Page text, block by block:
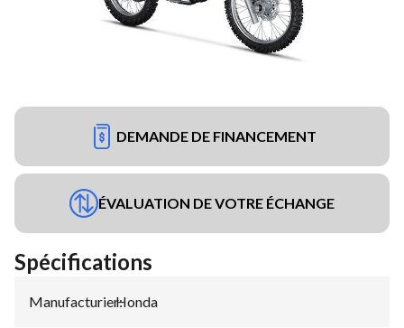
DEMANDE DE FINANCEMENT
ÉVALUATION DE VOTRE ÉCHANGE
Spécifications
Manufacturier:
Honda